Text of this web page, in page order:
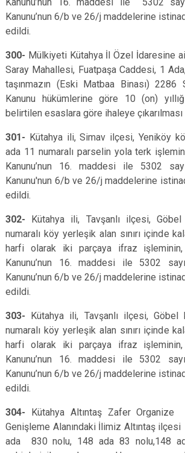
Kanunu’nun 6/b ve 26/j maddelerine
edildi.
300- Mülkiyeti Kütahya İl Özel İdaresine
Saray Mahallesi, Fuatpaşa Caddesi, 1
taşınmazın (Eski Matbaa Binası) 2286
Kanunu hükümlerine göre 10 (on)
belirtilen esaslara göre ihaleye
301- Kütahya ili, Simav ilçesi, Yeniköy
ada 11 numaralı parselin yola terk
Kanunu’nun 16. maddesi ile 5302
Kanunu'nun 6/b ve 26/j maddelerine
edildi.
302- Kütahya ili, Tavşanlı ilçesi,
numaralı köy yerleşik alan sınırı içinde
harfi olarak iki parçaya ifraz işleminin,
Kanunu’nun 16. maddesi ile 5302
Kanunu’nun 6/b ve 26/j maddelerine
edildi.
303- Kütahya ili, Tavşanlı ilçesi,
numaralı köy yerleşik alan sınırı içinde
harfi olarak iki parçaya ifraz işleminin,
Kanunu’nun 16. maddesi ile 5302
Kanunu’nun 6/b ve 26/j maddelerine
edildi.
304- Kütahya Altıntaş Zafer Organize
Genişleme Alanındaki İlimiz Altıntaş
ada 830 nolu, 148 ada 83 nolu,148